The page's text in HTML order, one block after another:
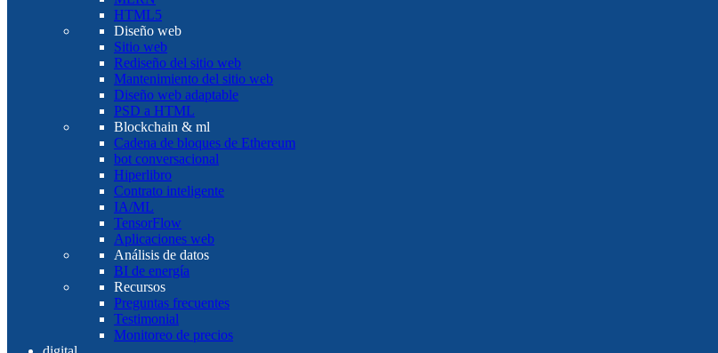
HTML5
Diseño web
Sitio web
Rediseño del sitio web
Mantenimiento del sitio web
Diseño web adaptable
PSD a HTML
Blockchain & ml
Cadena de bloques de Ethereum
bot conversacional
Hiperlibro
Contrato inteligente
IA/ML
TensorFlow
Aplicaciones web
Análisis de datos
BI de energía
Recursos
Preguntas frecuentes
Testimonial
Monitoreo de precios